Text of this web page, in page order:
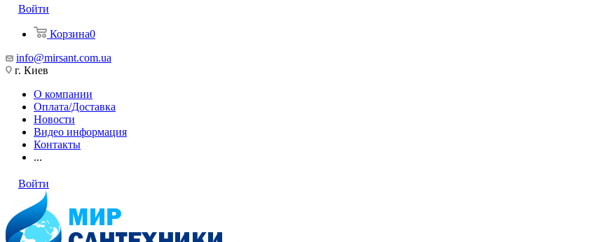
Войти
Корзина0
info@mirsant.com.ua
г. Киев
О компании
Оплата/Доставка
Новости
Видео информация
Контакты
...
Войти